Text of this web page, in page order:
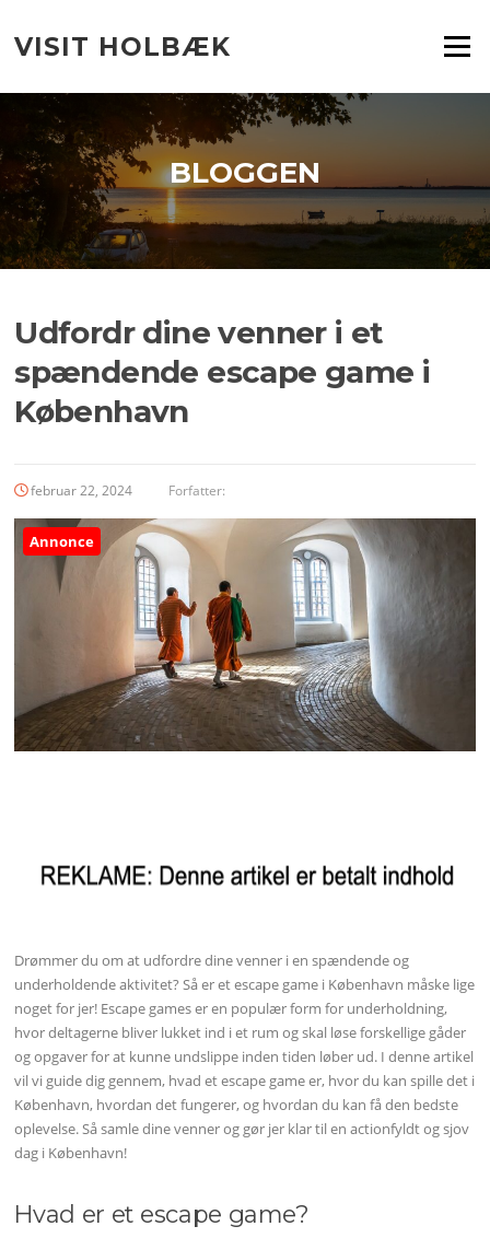
indhold
VISIT HOLBÆK Menu
BLOGGEN
Udfordr dine venner i et
spændende escape game i
København
februar 22, 2024 Forfatter:
Annonce
Drømmer du om at udfordre dine venner i en spændende og
underholdende aktivitet? Så er et escape game i København måske lige
noget for jer! Escape games er en populær form for underholdning,
hvor deltagerne bliver lukket ind i et rum og skal løse forskellige gåder
og opgaver for at kunne undslippe inden tiden løber ud. I denne artikel
vil vi guide dig gennem, hvad et escape game er, hvor du kan spille det i
København, hvordan det fungerer, og hvordan du kan få den bedste
oplevelse. Så samle dine venner og gør jer klar til en actionfyldt og sjov
dag i København!
Hvad er et escape game?